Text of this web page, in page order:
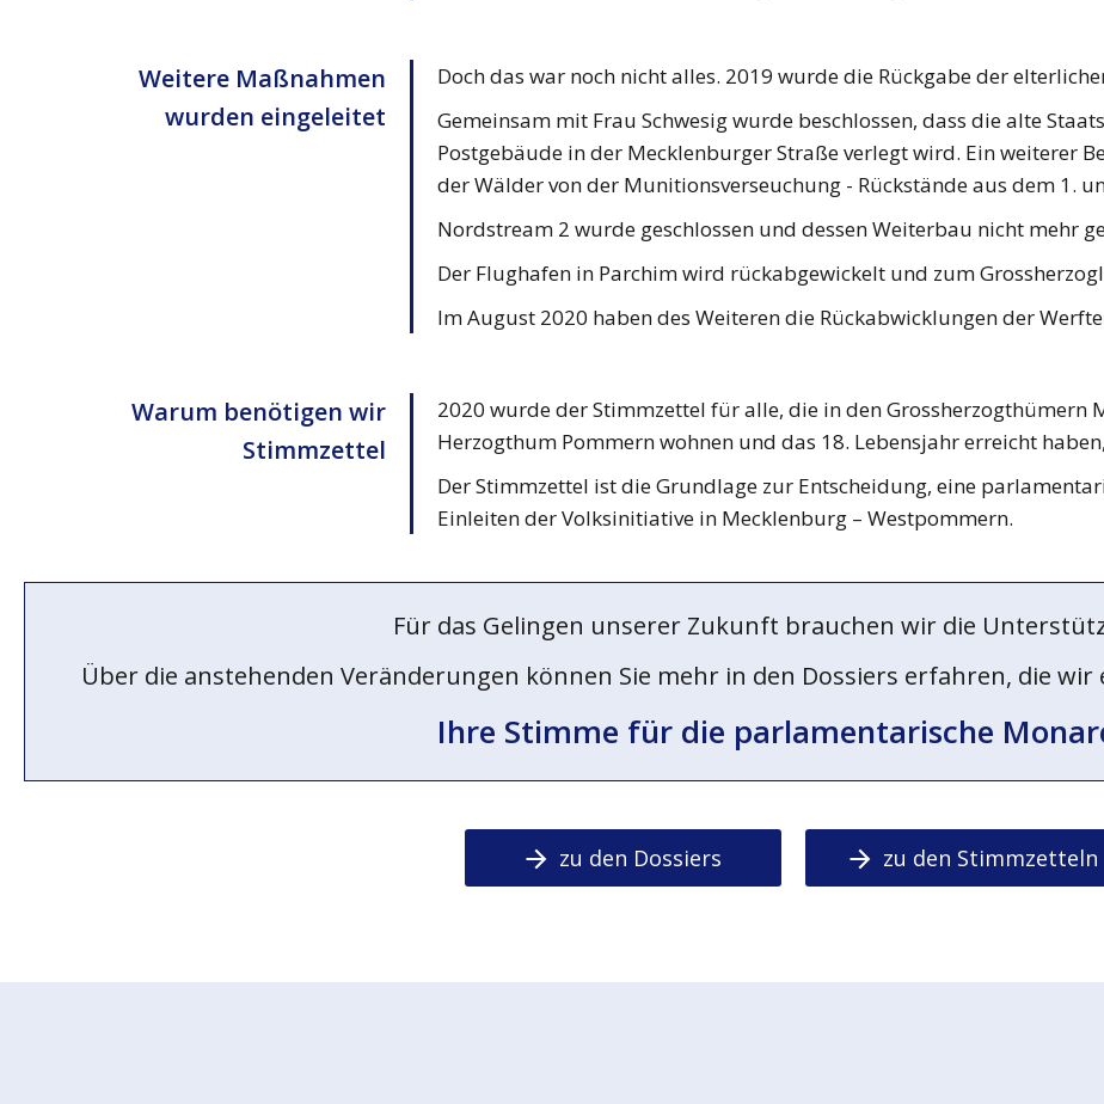
Weitere Maßnahmen
wurden eingeleitet
Doch das war noch nicht alles. 2019 wurde die Rückgabe der
Gemeinsam mit Frau Schwesig wurde beschlossen, dass die alte
Postgebäude in der Mecklenburger Straße verlegt wird. Ein weiterer
der Wälder von der Munitionsverseuchung - Rückstände aus dem 1.
Nordstream 2 wurde geschlossen und dessen Weiterbau nicht mehr
Der Flughafen in Parchim wird rückabgewickelt und zum
Im August 2020 haben des Weiteren die Rückabwicklungen der
Warum benötigen wir
Stimmzettel
2020 wurde der Stimmzettel für alle, die in den Grossherzogthümern
Herzogthum Pommern wohnen und das 18. Lebensjahr erreicht
Der Stimmzettel ist die Grundlage zur Entscheidung, eine
Einleiten der Volksinitiative in Mecklenburg – Westpommern.
Für das Gelingen unserer Zukunft brauchen wir die
Über die anstehenden Veränderungen können Sie mehr in den Dossiers erfahren, die
Ihre Stimme für die parlamentarische
zu den Dossiers zu den Stimmzetteln